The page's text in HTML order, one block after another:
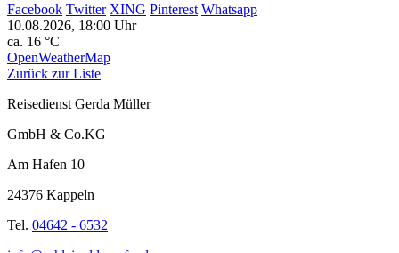
Facebook Twitter XING Pinterest Whatsapp
10.08.2026, 18:00 Uhr
ca. 16 °C
OpenWeatherMap
Zurück zur Liste
Reisedienst Gerda Müller
GmbH & Co.KG
Am Hafen 10
24376 Kappeln
Tel. 04642 - 6532